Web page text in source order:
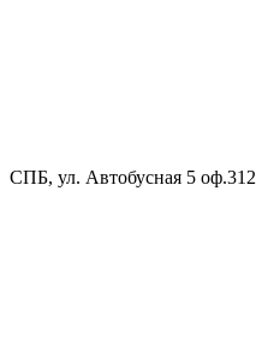
СПБ, ул. Автобусная 5 оф.312